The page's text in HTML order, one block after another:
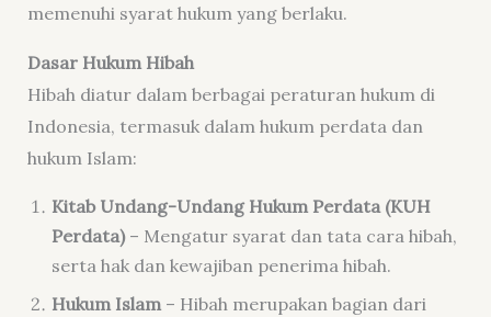
memenuhi syarat hukum yang berlaku.
Dasar Hukum Hibah
Hibah diatur dalam berbagai peraturan hukum di
Indonesia, termasuk dalam hukum perdata dan
hukum Islam:
Kitab Undang-Undang Hukum Perdata (KUH
Perdata)– Mengatur syarat dan tata cara hibah,
serta hak dan kewajiban penerima hibah.
Hukum Islam– Hibah merupakan bagian dari